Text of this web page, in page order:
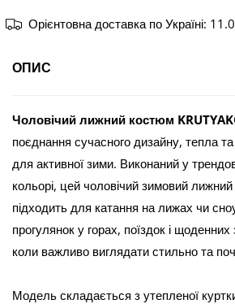
Орієнтовна доставка по Україні:
ОПИС
Чоловічий лижний костюм
поєднання сучасного дизайну, тепла
для активної зими. Виконаний у
кольорі, цей чоловічий зимовий
підходить для катання на лижах чи
прогулянок у горах, поїздок і
коли важливо виглядати стильно та
Модель складається з утепленої